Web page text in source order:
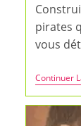
pirates
vous
Continuer